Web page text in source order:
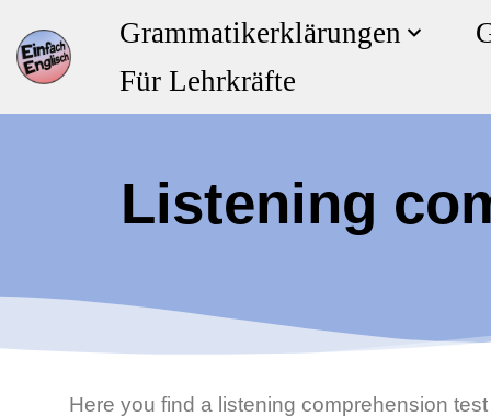
Zum
Inhalt
springen
Grammatikerklärungen
Für Lehrkräfte
Listening
Here you find a listening comprehension